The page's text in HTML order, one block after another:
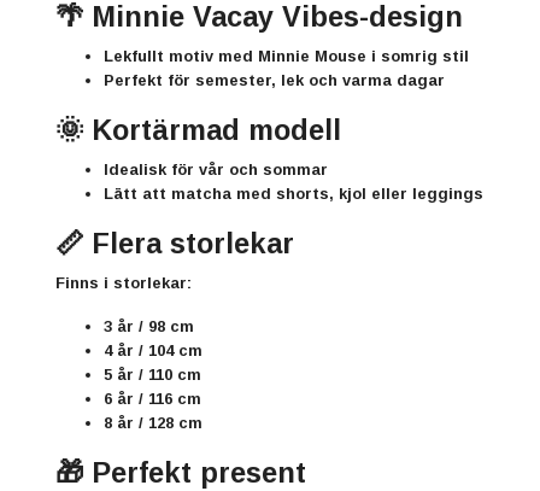
🌴 Minnie Vacay Vibes-design
Lekfullt motiv med Minnie Mouse i somrig stil
Perfekt för semester, lek och varma dagar
🌞 Kortärmad modell
Idealisk för vår och sommar
Lätt att matcha med shorts, kjol eller leggings
📏 Flera storlekar
Finns i storlekar:
3 år / 98 cm
4 år / 104 cm
5 år / 110 cm
6 år / 116 cm
8 år / 128 cm
🎁 Perfekt present